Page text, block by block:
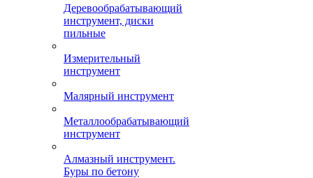
Деревообрабатывающий
инструмент, диски
пильные
Измерительный
инструмент
Малярный инструмент
Металлообрабатывающий
инструмент
Алмазный инструмент.
Буры по бетону